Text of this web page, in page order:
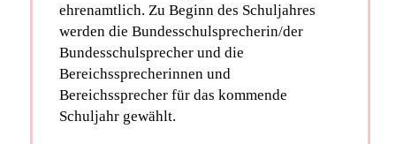
ehrenamtlich. Zu Beginn des Schuljahres
werden die Bundesschulsprecherin/der
Bundesschulsprecher und die
Bereichssprecherinnen und
Bereichssprecher für das kommende
Schuljahr gewählt.